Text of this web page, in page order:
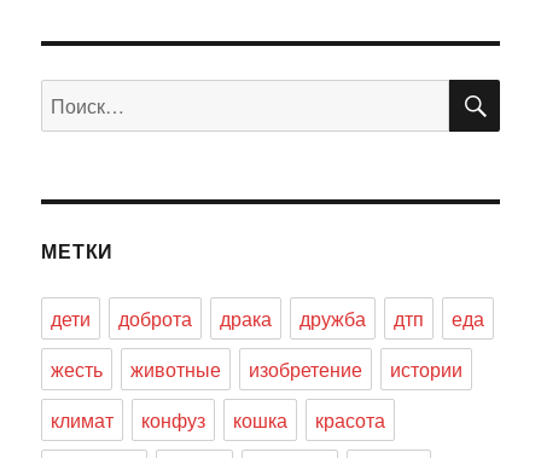
Искать:
МЕТКИ
дети доброта драка дружба дтп
еда
жесть
животные изобретение
истории
климат
конфуз кошка
красота